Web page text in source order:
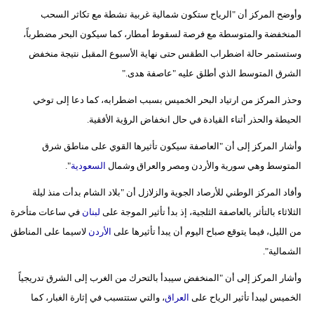
مدوَّنات
سيارات
وأوضح المركز أن "الرياح ستكون شمالية غربية نشطة مع تكاثر السحب
المنخفضة والمتوسطة مع فرصة لسقوط أمطار، كما سيكون البحر مضطرباً،
وستستمر حالة اضطراب الطقس حتى نهاية الأسبوع المقبل نتيجة منخفض
الشرق المتوسط الذي أطلق عليه "عاصفة هدى."
وحذر المركز من ارتياد البحر الخميس بسبب اضطرابه، كما دعا إلى توخي
الحيطة والحذر أثناء القيادة في حال انخفاض الرؤية الأفقية.
وأشار المركز إلى أن "العاصفة سيكون تأثيرها القوي على مناطق شرق
المتوسط وهي سورية والأردن ومصر والعراق وشمال السعودية".
وأفاد المركز الوطني للأرصاد الجوية والزلازل أن "بلاد الشام بدأت منذ ليلة
الثلاثاء بالتأثر بالعاصفة الثلجية، إذ بدأ تأثير الموجة على لبنان في ساعات متأخرة
من الليل، فيما يتوقع صباح اليوم أن يبدأ تأثيرها على الأردن لاسيما على المناطق
الشمالية".
وأشار المركز إلى أن "المنخفض سيبدأ بالتحرك من الغرب إلى الشرق تدريجياً
الخميس ليبدأ تأثير الرياح على العراق، والتي ستتسبب في إثارة الغبار، كما